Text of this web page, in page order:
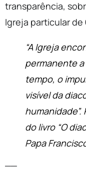
transparência,
Igreja particular de
“A Igreja
permanente
tempo, o
visível da
do livro “O
Papa